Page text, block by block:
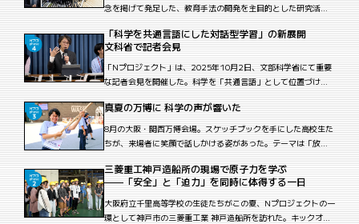
念を掲げて発足した、教育手法の開発を主目的とした研究活動
である。大阪高校を拠点として、高校生が主体的に科学を学
び、その内容を地域社会に伝えることを通じて、双方向のコミ
ュニケーションを育む点に独自性がある。
「科学を共通言語にした対話型学習」の新展開
文科省で記者会見
「Nプロジェクト」は、2025年10月2日、文部科学省にて重要
な記者会見を開催した。科学を「共通言語」として位置づけ、
高校生が小学生や地域社会と対話する新たな学習モデルの実践
報告と、初の公立小学校への展開（4校、50クラス、計1704
名）が発表されたのだ。この記者会見は、Nプロジェクトが3年
間の実践を通じて構築した「インプット・アウトプット循環型
学習」の成果を社会に示し、従来の科学教育の枠を超えた新し
い可能性を示す重要な節目となった。
真夏の万博に 科学の声が響いた
8月の大阪・関西万博会場。スケッチブックを手にした高校生た
ちが、来場者に笑顔で話しかける姿があった。テーマは「放射
線」。人々が避けがちなテーマを、彼らはわかりやすい言葉と
身振りで伝えていく。京都大学の中村秀仁助教を中心に展開さ
れる「Nプロジェクト」は、科学を“学ぶ”から“語り合う”へと変
える教育活動。その理念が、この夏、国際舞台で現実のものと
なった。
三菱重工神戸造船所の現場で原子力を学ぶ
——「安全」と「迫力」を同時に体得する一日
大阪府立千里高等学校の生徒たちがこの夏、Nプロジェクトの一
環として神戸市の三菱重工業 神戸造船所を訪れた。キックオフ